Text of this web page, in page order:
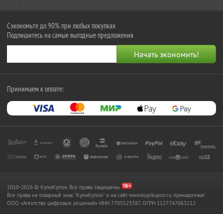
Сэкономьте до 90% при любых покупках
Подпишитесь на самые выгодные предложения
Принимаем к оплате:
2010-2026 © КупиКупон. Все права защищены.
Все права на товарный знак "КупиКупон" и на сайт www.kupikupon.ru принадлежат
OOO «Агентство цифровых решений» ИНН 7705523387, ОГРН 1127747063212